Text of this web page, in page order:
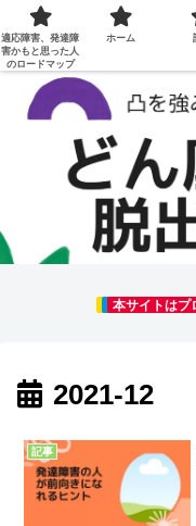
本サイトはプ
2021-12
記事
適応障害、発達障
害かもと思った人
のロードマップ
ホーム